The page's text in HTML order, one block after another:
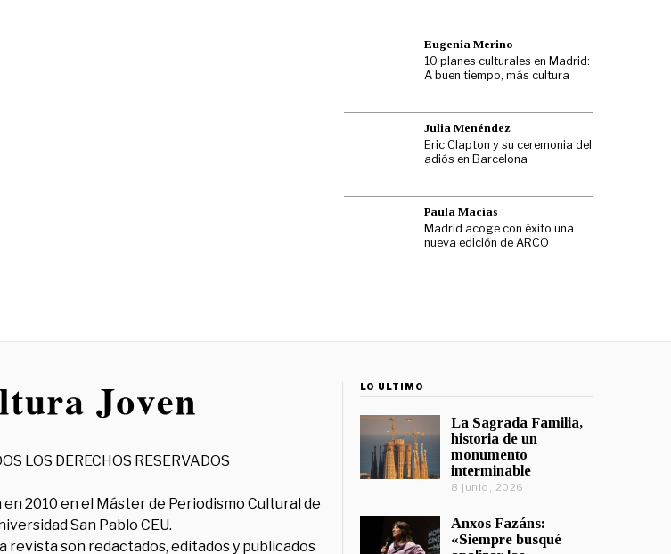
Eugenia Merino
10 planes culturales en Madrid:
A buen tiempo, más cultura
Julia Menéndez
Eric Clapton y su ceremonia del
adiós en Barcelona
Paula Macías
Madrid acoge con éxito una
nueva edición de ARCO
LOS DERECHOS RESERVADOS
2010 en el Máster de Periodismo Cultural de
San Pablo CEU.
revista son redactados, editados y publicados
LO ÚLTIMO
La Sagrada Familia,
historia de un
monumento
interminable
8 junio, 2026
Anxos Fazáns:
«Siempre busqué